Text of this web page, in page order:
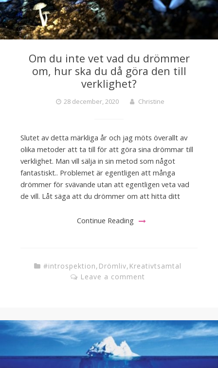
Om du inte vet vad du drömmer
om, hur ska du då göra den till
verklighet?
28 december, 2020 Christine
Slutet av detta märkliga år och jag möts överallt av
olika metoder att ta till för att göra sina drömmar till
verklighet. Man vill sälja in sin metod som något
fantastiskt.. Problemet är egentligen att många
drömmer för svävande utan att egentligen veta vad
de vill. Låt säga att du drömmer om att hitta ditt
Continue Reading
#introspektion, Drömliv, Kreativtsamtal
Leave a comment